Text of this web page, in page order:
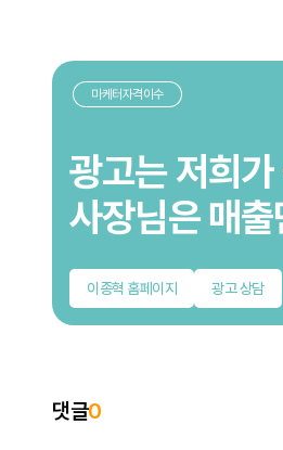
마케터자격이수
광고는 저희
사장님은 매
이종혁 홈페이지 광고 상담
댓글0